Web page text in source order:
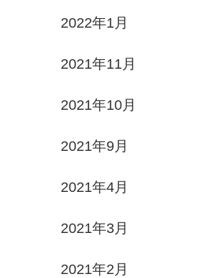
2022年1月
2021年11月
2021年10月
2021年9月
2021年4月
2021年3月
2021年2月